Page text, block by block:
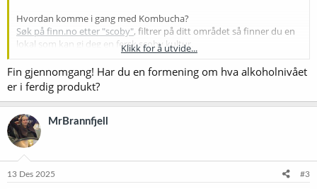
Hvordan komme i gang med Kombucha?
Søk på finn.no etter "scoby", filtrer på ditt området så finner du en
lokal som kan gi deg en fersk scoby kultur.
scoby er mer en bare gjær, det står for (symbiotic culture of bacteria
and yeast).
Med scoby fermenterer du svart eller grønn te (som er søtet med
rørsukker).
Bildet: Scoby hotell. Etter hvert som kombuchaen blir fermentert,
lages det en ny scoby skive. De kan man samle i et "hotell"!
Vis vedlegget 75727
Klikk for å utvide...
Fin gjennomgang! Har du en formening om hva alkoholnivået
er i ferdig produkt?
MrBrannfjell
13 Des 2025 #3